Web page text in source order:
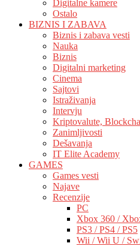
Digitalne kamere
Ostalo
BIZNIS I ZABAVA
Biznis i zabava vesti
Nauka
Biznis
Digitalni marketing
Cinema
Sajtovi
Istraživanja
Intervju
Kriptovalute,
Zanimljivosti
Dešavanja
IT Elite Academy
GAMES
Games vesti
Najave
Recenzije
PC
Xbox 360 /
PS3 / PS4 / PS5
Wii / Wii U /